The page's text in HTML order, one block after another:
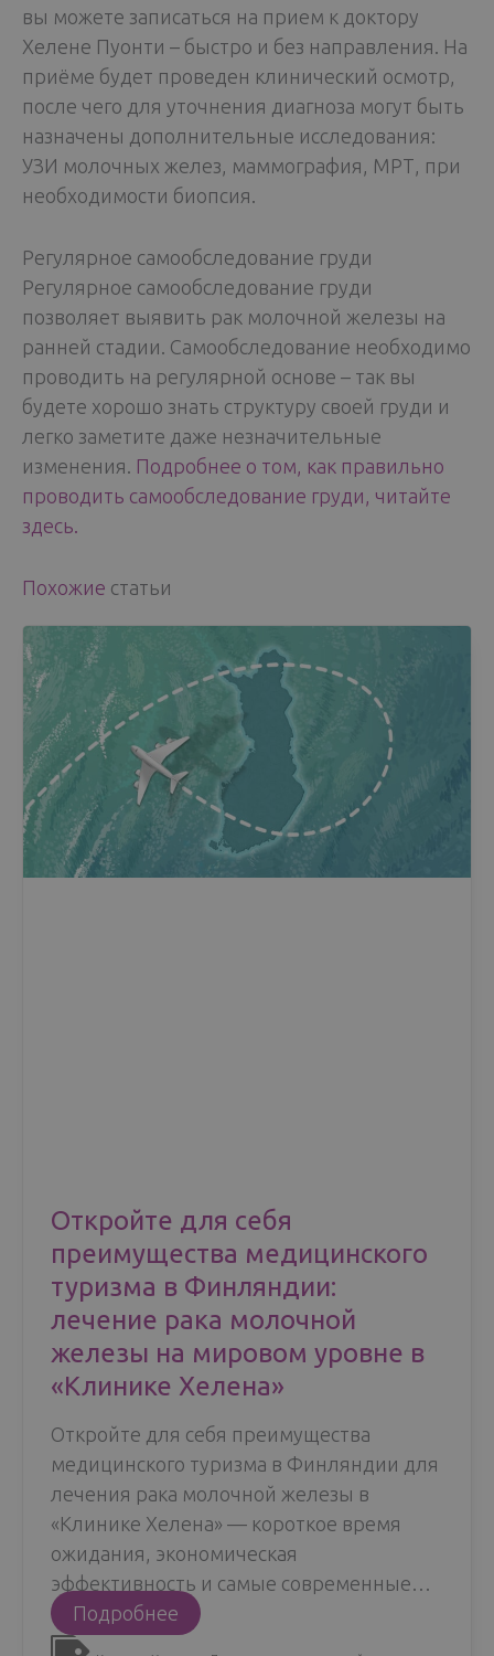
вы можете записаться на прием к доктору
Хелене Пуонти – быстро и без направления. На
приёме будет проведен клинический осмотр,
после чего для уточнения диагноза могут быть
назначены дополнительные исследования:
УЗИ молочных желез, маммография, МРТ, при
необходимости биопсия.
Регулярное самообследование груди
Регулярное самообследование груди
позволяет выявить рак молочной железы на
ранней стадии. Самообследование необходимо
проводить на регулярной основе – так вы
будете хорошо знать структуру своей груди и
легко заметите даже незначительные
изменения. Подробнее о том, как правильно
проводить самообследование груди, читайте
здесь.
Похожие статьи
Откройте для себя
преимущества медицинского
туризма в Финляндии:
лечение рака молочной
железы на мировом уровне в
«Клинике Хелена»
Откройте для себя преимущества
медицинского туризма в Финляндии для
лечения рака молочной железы в
«Клинике Хелена» — короткое время
ожидания, экономическая
эффективность и самые современные…
Подробнее Откройте
для